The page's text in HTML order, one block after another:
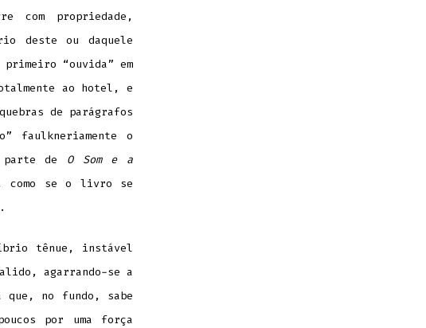
com propriedade,
deste ou daquele
primeiro “ouvida” em
ao hotel, e
de parágrafos
faulkneriamente o
parte de O Som e a
como se o livro se
tênue, instável
agarrando-se a
que, no fundo, sabe
por uma força